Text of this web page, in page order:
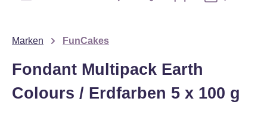
Marken FunCakes
Fondant Multipack Earth
Colours / Erdfarben 5 x 100 g